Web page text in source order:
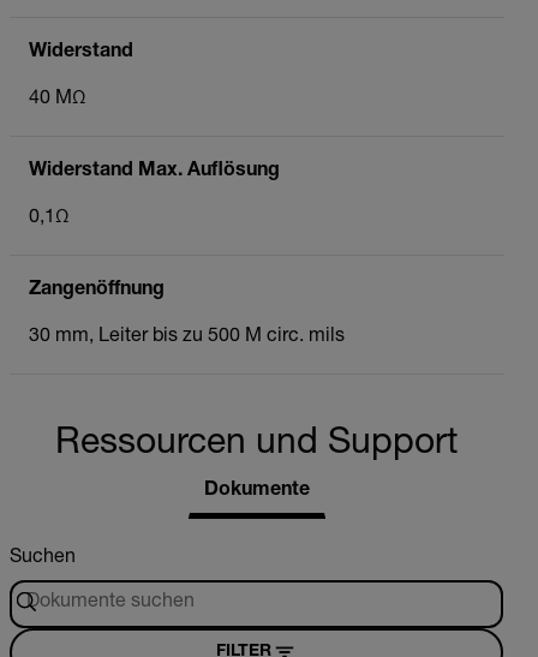
Widerstand
40 MΩ
Widerstand Max. Auflösung
0,1Ω
Zangenöffnung
30 mm, Leiter bis zu 500 M circ. mils
Ressourcen und Support
Dokumente
Suchen
FILTER